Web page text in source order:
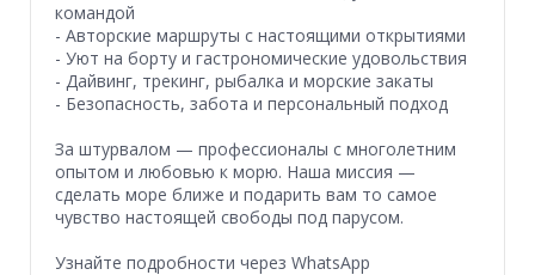
командой
- Авторские маршруты с настоящими открытиями
- Уют на борту и гастрономические удовольствия
- Дайвинг, трекинг, рыбалка и морские закаты
- Безопасность, забота и персональный подход
За штурвалом — профессионалы с многолетним
опытом и любовью к морю. Наша миссия —
сделать море ближе и подарить вам то самое
чувство настоящей свободы под парусом.
Узнайте подробности через WhatsApp